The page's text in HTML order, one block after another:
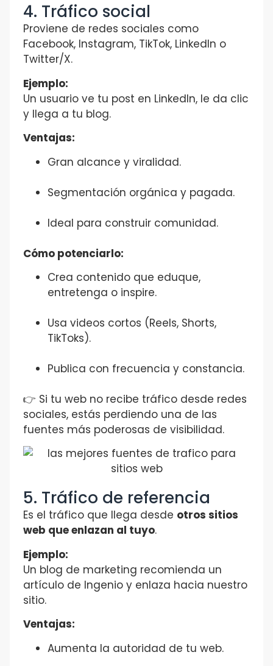
4. Tráfico social
Proviene de redes sociales como
Facebook, Instagram, TikTok, LinkedIn o
Twitter/X.
Ejemplo:
Un usuario ve tu post en LinkedIn, le da clic
y llega a tu blog.
Ventajas:
Gran alcance y viralidad.
Segmentación orgánica y pagada.
Ideal para construir comunidad.
Cómo potenciarlo:
Crea contenido que eduque,
entretenga o inspire.
Usa videos cortos (Reels, Shorts,
TikToks).
Publica con frecuencia y constancia.
👉 Si tu web no recibe tráfico desde redes
sociales, estás perdiendo una de las
fuentes más poderosas de visibilidad.
5. Tráfico de referencia
Es el tráfico que llega desde otros sitios
web que enlazan al tuyo.
Ejemplo:
Un blog de marketing recomienda un
artículo de Ingenio y enlaza hacia nuestro
sitio.
Ventajas:
Aumenta la autoridad de tu web.